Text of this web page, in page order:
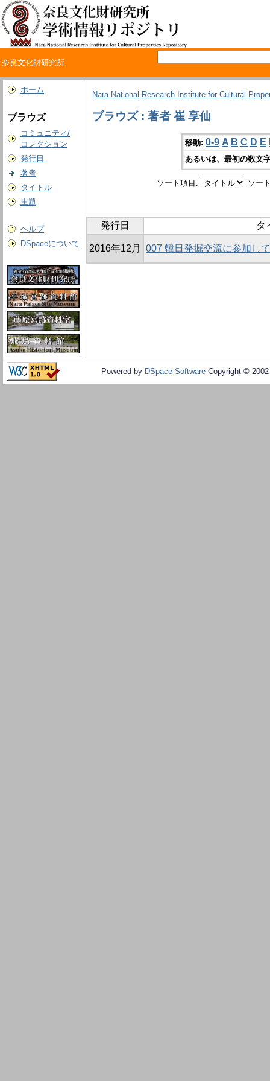
奈良文化財研究所
ホーム
ブラウズ
コミュニティ/
コレクション
発行日
著者
タイトル
主題
ヘルプ
DSpaceについて
Nara National Research Institute for Cultural
ブラウズ : 著者 崔 享仙
移動: 0-9 A B C D E
あるいは、最初の数文
ソート項目: ソー
発行日 タ
2016年12月 007 韓日発掘交流に参加して
Powered by DSpace Software Copyright ©